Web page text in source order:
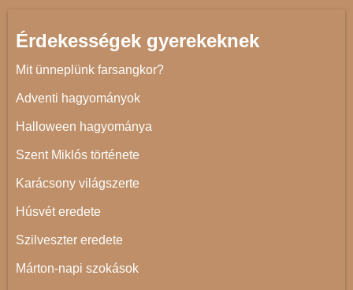
Érdekességek gyerekeknek
Mit ünneplünk farsangkor?
Adventi hagyományok
Halloween hagyománya
Szent Miklós története
Karácsony világszerte
Húsvét eredete
Szilveszter eredete
Márton-napi szokások